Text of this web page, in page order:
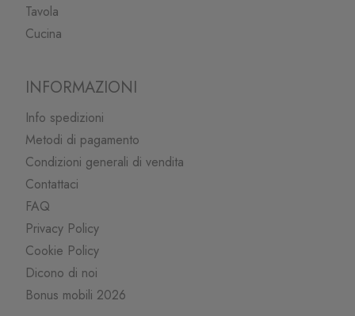
Tavola
Cucina
INFORMAZIONI
Info spedizioni
Metodi di pagamento
Condizioni generali di vendita
Contattaci
FAQ
Privacy Policy
Cookie Policy
Dicono di noi
Bonus mobili 2026